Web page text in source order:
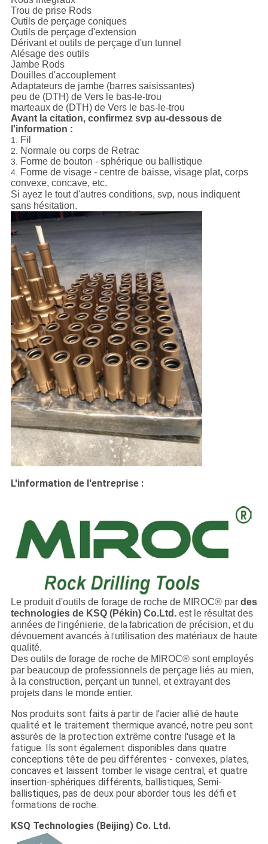
Trou de prise Rods
Outils de perçage coniques
Outils de perçage d'extension
Dérivant et outils de perçage d'un tunnel
Alésage des outils
Jambe Rods
Douilles d'accouplement
Adaptateurs de jambe (barres saisissantes)
peu de (DTH) de Vers le bas-le-trou
marteaux de (DTH) de Vers le bas-le-trou
Avant la citation, confirmez svp au-dessous de
l'information :
1. Fil
2. Normale ou corps de Retrac
3. Forme de bouton - sphérique ou ballistique
4.
Forme de visage - centre de baisse, visage plat, corps
convexe, concave, etc.
Si ayez le tout d'autres conditions, svp, nous indiquent
sans hésitation.
L'information de l'entreprise :
Le produit d'outils de forage de roche de MIROC® par des
technologies de KSQ (Pékin) Co.Ltd.est le résultat des
années del'ingénierie, dela fabrication de précision, et du
dévouement avancés à l'utilisation des matériaux de haute
qualité.
Des outils de forage de roche de MIROC® sont employés
par beaucoup de professionnels de perçage liés au mien,
à la construction, perçant un tunnel, et extrayant des
projets dans le monde entier.
Nos produits sont faits à partir de l'acier allié de haute
qualité et le traitement thermique avancé, notre peu sont
assurés de la protection extrême contre l'usage et la
fatigue. Ils sont également disponibles dans quatre
conceptions tête de peu différentes - convexes, plates,
concaves et laissent tomber le visage central, et quatre
insertion-sphériques différents, ballistiques, Semi-
ballistiques, pas de deux pour aborder tous les défi et
formations de roche.
KSQ Technologies (Beijing) Co. Ltd.